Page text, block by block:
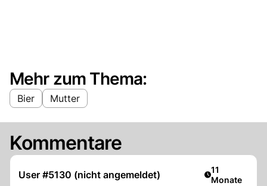
Mehr zum Thema:
Bier Mutter
Kommentare
User #5130 (nicht angemeldet) Artikel
11
Monate